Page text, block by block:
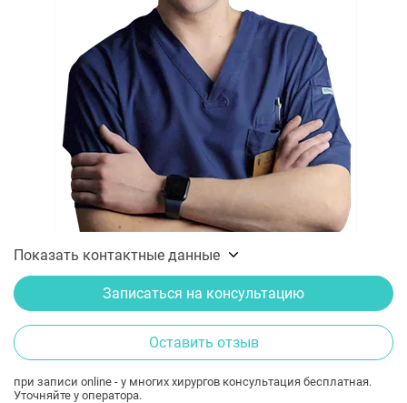
Показать контактные данные
Записаться на консультацию
Оставить отзыв
при записи online - у многих хирургов консультация бесплатная.
Уточняйте у оператора.